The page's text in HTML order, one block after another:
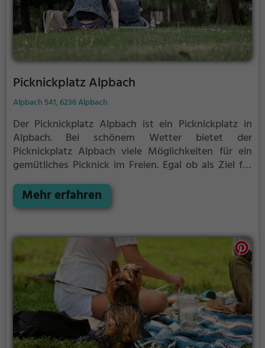
Picknickplatz Alpbach
Alpbach 541, 6236 Alpbach
Der Picknickplatz Alpbach ist ein Picknickplatz in
Alpbach. Bei schönem Wetter bietet der
Picknickplatz Alpbach viele Möglichkeiten für ein
gemütliches Picknick im Freien. Egal ob als Ziel für
zwischendurch, der Picknickplatz Alpbach ist der
perfekte Ort, um die Akkus wieder aufzutanken und
Mehr erfahren